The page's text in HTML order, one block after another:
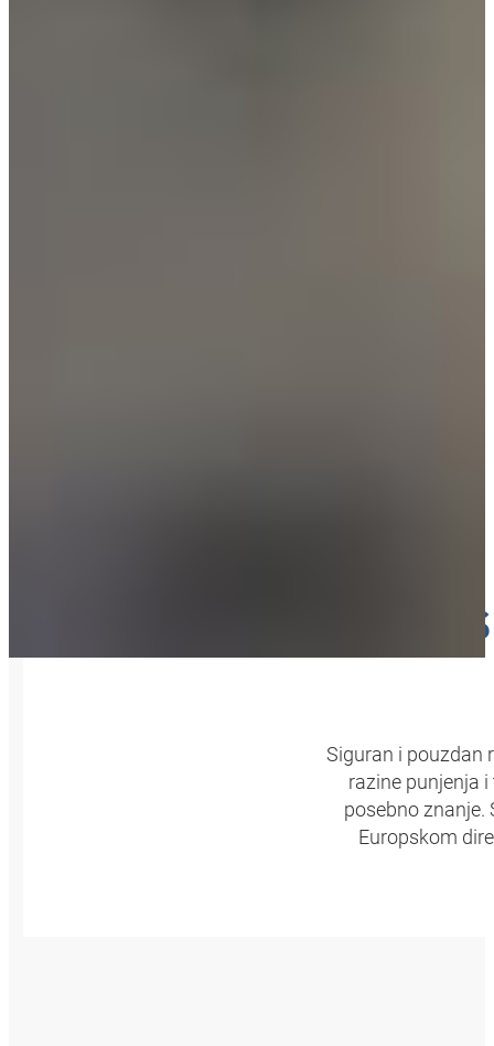
Siguran i pouzdan
razine punjenja
posebno
Europskom